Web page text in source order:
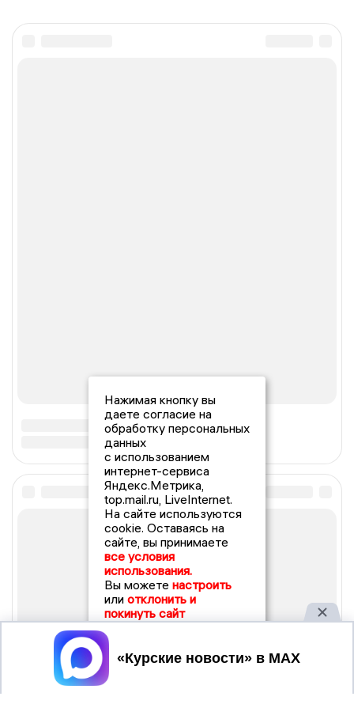
Нажимая кнопку вы
даете согласие на
обработку персональных
данных
с использованием
интернет-сервиса
Яндекс.Метрика,
top.mail.ru, LiveInternet.
На сайте используются
cookie. Оставаясь на
сайте, вы принимаете
все условия
использования.
Вы можете настроить
или отклонить и
покинуть сайт
Принять